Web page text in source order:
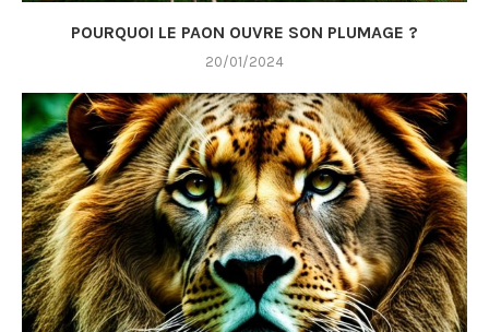
POURQUOI LE PAON OUVRE SON PLUMAGE ?
20/01/2024